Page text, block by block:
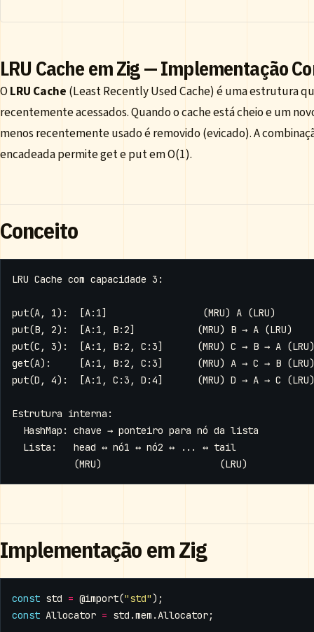
LRU Cache em Zig — Implementação
OLRU Cache (Least Recently Used Cache) é uma estrutura
recentemente acessados. Quando o cache está cheio e um
menos recentemente usado é removido (evicado). A
encadeada permite get e put em O(1).
Conceito
Implementação em Zig
const std = @import("std");
const Allocator = std .mem .Allocator;